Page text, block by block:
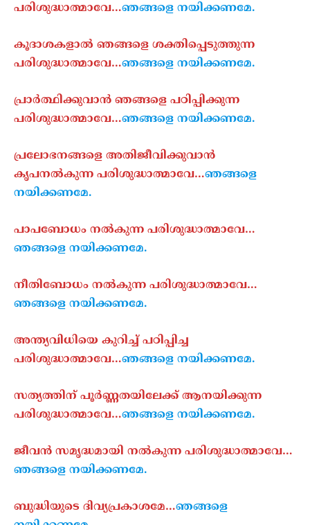
പരിശുദ്ധാത്മാവേ…ഞങ്ങളെ നയിക്കണമേ.
കൂദാശകളാൽ ഞങ്ങളെ ശക്തിപ്പെടുത്തുന്ന
പരിശുദ്ധാത്മാവേ…ഞങ്ങളെ നയിക്കണമേ.
പ്രാർത്ഥിക്കുവാൻ ഞങ്ങളെ പഠിപ്പിക്കുന്ന
പരിശുദ്ധാത്മാവേ…ഞങ്ങളെ നയിക്കണമേ.
പ്രലോഭനങ്ങളെ അതിജീവിക്കുവാൻ
കൃപനൽകുന്ന പരിശുദ്ധാത്മാവേ…ഞങ്ങളെ
നയിക്കണമേ.
പാപബോധം നൽകുന്ന പരിശുദ്ധാത്മാവേ…
ഞങ്ങളെ നയിക്കണമേ.
നീതിബോധം നൽകുന്ന പരിശുദ്ധാത്മാവേ…
ഞങ്ങളെ നയിക്കണമേ.
അന്ത്യവിധിയെ കുറിച്ച് പഠിപ്പിച്ച
പരിശുദ്ധാത്മാവേ…ഞങ്ങളെ നയിക്കണമേ.
സത്യത്തിന് പൂർണ്ണതയിലേക്ക് ആനയിക്കുന്ന
പരിശുദ്ധാത്മാവേ…ഞങ്ങളെ നയിക്കണമേ.
ജീവൻ സമൃദ്ധമായി നൽകുന്ന പരിശുദ്ധാത്മാവേ…
ഞങ്ങളെ നയിക്കണമേ.
ബുദ്ധിയുടെ ദിവ്യപ്രകാശമേ…ഞങ്ങളെ